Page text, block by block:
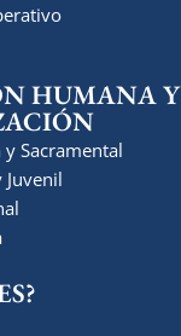
HUMANA Y
Sacramental